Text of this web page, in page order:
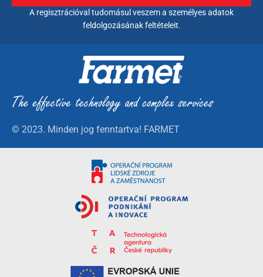
A regisztrációval tudomásul veszem a személyes adatok
feldolgozásának feltételeit.
© 2023. Minden jog fenntartva! FARMET